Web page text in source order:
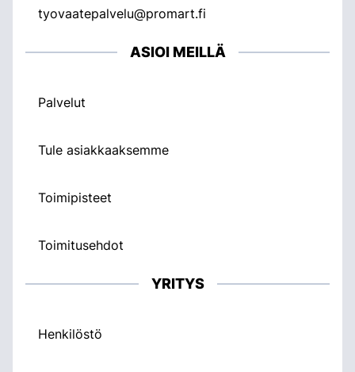
tyovaatepalvelu@promart.fi
ASIOI MEILLÄ
Palvelut
Tule asiakkaaksemme
Toimipisteet
Toimitusehdot
YRITYS
Henkilöstö